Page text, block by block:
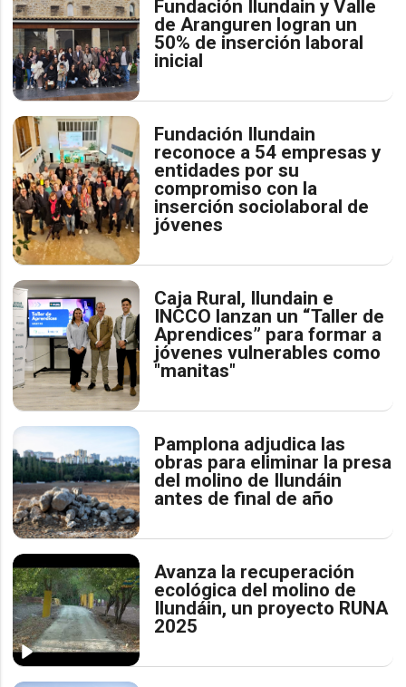
Fundación Ilundain y Valle
de Aranguren logran un
50% de inserción laboral
inicial
Fundación Ilundain
reconoce a 54 empresas y
entidades por su
compromiso con la
inserción sociolaboral de
jóvenes
Caja Rural, Ilundain e
INCCO lanzan un “Taller de
Aprendices” para formar a
jóvenes vulnerables como
"manitas"
Pamplona adjudica las
obras para eliminar la presa
del molino de Ilundáin
antes de final de año
Avanza la recuperación
ecológica del molino de
Ilundáin, un proyecto RUNA
2025